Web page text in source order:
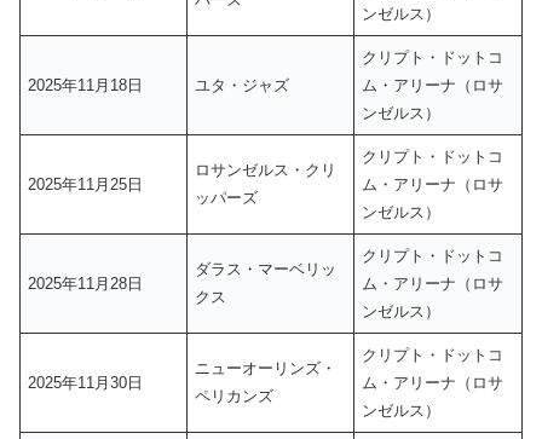
ンゼルス）
2025年11月18日 ユタ・ジャズ
クリプト・ドットコ
ム・アリーナ（ロサ
ンゼルス）
2025年11月25日
ロサンゼルス・クリ
ッパーズ
クリプト・ドットコ
ム・アリーナ（ロサ
ンゼルス）
2025年11月28日
ダラス・マーベリッ
クス
クリプト・ドットコ
ム・アリーナ（ロサ
ンゼルス）
2025年11月30日
ニューオーリンズ・
ペリカンズ
クリプト・ドットコ
ム・アリーナ（ロサ
ンゼルス）